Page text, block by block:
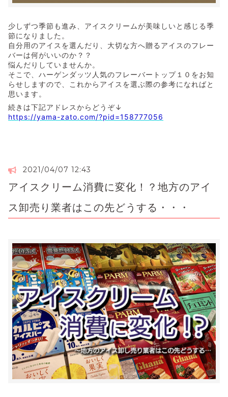
少しずつ季節も進み、アイスクリームが美味しいと感じる季
節になりました。
自分用のアイスを選んだり、大切な方へ贈るアイスのフレー
バーは何がいいのか？？
悩んだりしていませんか。
そこで、ハーゲンダッツ人気のフレーバートップ１０をお知
らせしますので、これからアイスを選ぶ際の参考になればと
思います。
続きは下記アドレスからどうぞ↓
https://yama-zato.com/?pid=158777056
2021/04/07 12:43
アイスクリーム消費に変化！？地方のアイ
ス卸売り業者はこの先どうする・・・